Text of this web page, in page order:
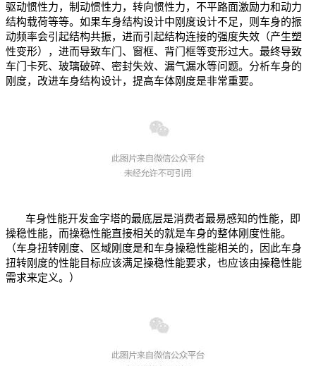
驱动惯性力，制动惯性力，转向惯性力，不平路面激励力和动力
结构载荷等等。如果车身结构设计中刚度设计不足，则车身的振
动频率会引起结构共振，进而引起结构连接的强度失效（产生塑
性变形），进而导致车门、窗框、背门框等变形过大。最终导致
车门卡死、玻璃破碎、密封失效、漏气漏水等问题。分析车身的
刚度，改进车身结构设计，提高车体刚度是非常重要。
车身性能开发金字塔的最底层是消费者最易感知的性能，即
操稳性能，而操稳性能直接相关的就是车身的整体刚度性能。
（车身扭转刚度、区域刚度是和车身操稳性能相关的，因此车身
扭转刚度的性能目标应该满足操稳性能要求，也应该由操稳性能
需求来定义。）